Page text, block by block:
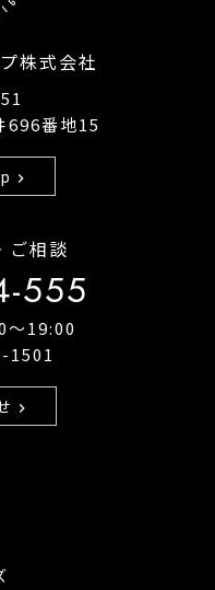
株式会社
696番地15
chevron_right
ご相談
555
〜19:00
1501
chevron_right